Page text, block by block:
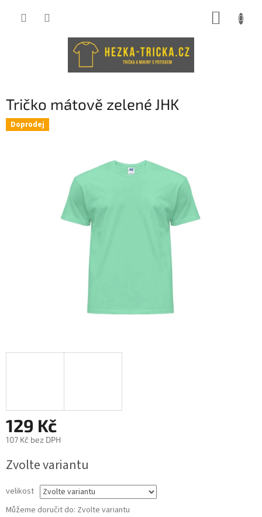
Tričko mátově zelené JHK
Doprodej
129 Kč
107 Kč bez DPH
cena:
Zvolte variantu
velikost
Můžeme doručit do: Zvolte variantu